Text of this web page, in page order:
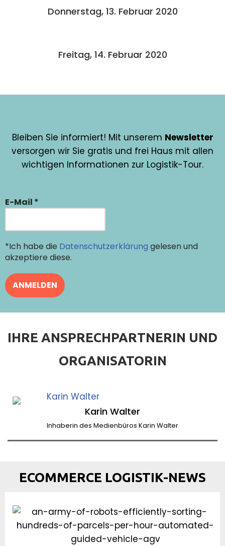
Donnerstag, 13. Februar 2020
Freitag, 14. Februar 2020
Bleiben Sie informiert! Mit unserem Newsletter
versorgen wir Sie gratis und frei Haus mit allen
wichtigen Informationen zur Logistik-Tour.
E-Mail *
*Ich habe die Datenschutzerklärung gelesen und
akzeptiere diese.
IHRE ANSPRECHPARTNERIN UND
ORGANISATORIN
Karin Walter
Inhaberin des Medienbüros Karin Walter
ECOMMERCE LOGISTIK-NEWS